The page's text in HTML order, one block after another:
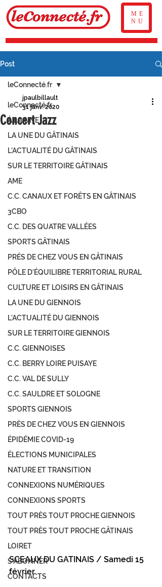
ME
NU
Post
leConnecté.fr
À LA UNE
LA UNE DU GÂTINAIS
L'ACTUALITÉ DU GÂTINAIS
SUR LE TERRITOIRE GÂTINAIS
AME
C.C. CANAUX ET FORÊTS EN GÂTINAIS
3CBO
C.C. DES QUATRE VALLÉES
SPORTS GÂTINAIS
PRÉS DE CHEZ VOUS EN GÂTINAIS
PÔLE D'ÉQUILIBRE TERRITORIAL RURAL
CULTURE ET LOISIRS EN GÂTINAIS
LA UNE DU GIENNOIS
L'ACTUALITÉ DU GIENNOIS
SUR LE TERRITOIRE GIENNOIS
C.C. GIENNOISES
C.C. BERRY LOIRE PUISAYE
C.C. VAL DE SULLY
C.C. SAULDRE ET SOLOGNE
SPORTS GIENNOIS
PRÈS DE CHEZ VOUS EN GIENNOIS
ÉPIDÉMIE COVID-19
ÉLECTIONS MUNICIPALES
NATURE ET TRANSITION
CONNEXIONS NUMÉRIQUES
CONNEXIONS SPORTS
TOUT PRÈS TOUT PROCHE GIENNOIS
TOUT PRÈS TOUT PROCHE GÂTINAIS
LOIRET
S'ABONNER
CONTACTS
leConnecté.fr
Concert Jazz
jpaulbillault
31 janv. 2020
SCEAUX DU GATINAIS / Samedi 15
février